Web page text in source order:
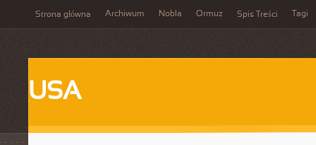
Strona główna Archiwum Nobla Ormuz Spis Treści Tagi
USA